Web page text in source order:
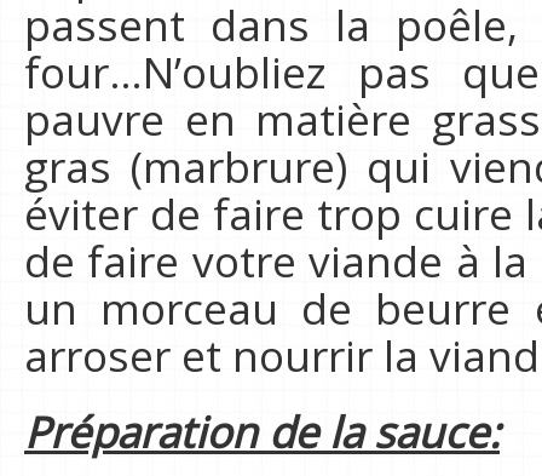
passent dans la
four…N’oubliez pas
pauvre en matière
gras (marbrure) qui
éviter de faire trop cuire
de faire votre viande à
un morceau de beurre
arroser et nourrir la
Préparation de la sauce: